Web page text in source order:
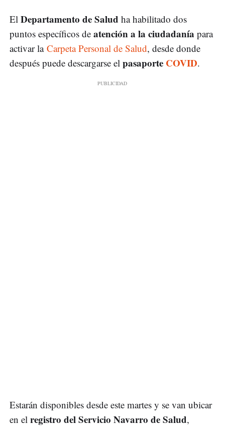
El Departamento de Salud ha habilitado dos
puntos específicos de atención a la ciudadanía para
activar la Carpeta Personal de Salud, desde donde
después puede descargarse el pasaporte COVID.
Estarán disponibles desde este martes y se van ubicar
en el registro del Servicio Navarro de Salud,